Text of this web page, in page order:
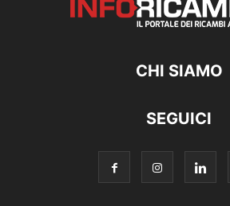
CHI SIAMO
SEGUICI